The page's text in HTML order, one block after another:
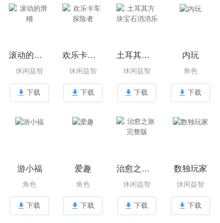
滚动的滑稽
休闲益智
下载
欢乐卡车探险者
休闲益智
下载
土耳其方块宝石消消乐
休闲益智
下载
内玩
角色
下载
游小福
角色
下载
爱趣
角色
下载
治愈之旅完整版
休闲益智
下载
数独玩家
休闲益智
下载